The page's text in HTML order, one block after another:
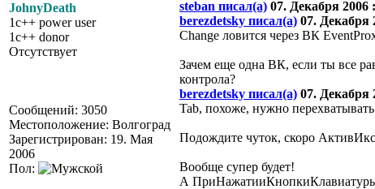
JohnyDeath
1c++ power user
1c++ donor
Отсутствует
Сообщений: 3050
Местоположение: Волгоград
Зарегистрирован: 19. Мая
2006
Пол:
steban писал(а) 07. Декабря 2006
berezdetsky писал(а) 07. Декабря
Change ловится через ВК
Зачем еще одна ВК, если ты все
контрола?
berezdetsky писал(а) 07. Декабря
Tab, похоже, нужно
Подождите чуток, скоро
Вообще супер будет!
А ПриНажатииКнопкиКлавиатуры